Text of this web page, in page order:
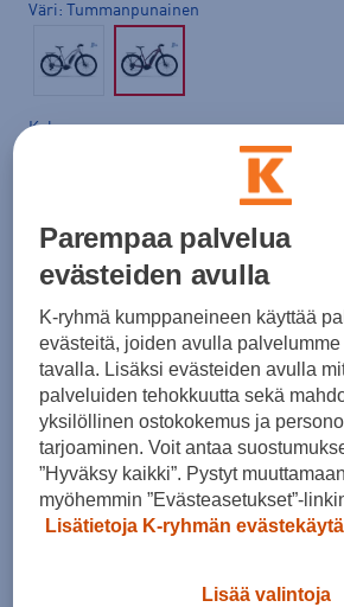
Väri Tummanpunainen
Koko
Runkokoon valinta
Lisää ostoskoriin
Hanki
Tarkista saatavuus ja tilaa
Parempaa palvelua
evästeiden avulla
K-ryhmä kumppaneineen käyttää
evästeitä, joiden avulla
tavalla. Lisäksi evästeiden avulla
palveluiden tehokkuutta sekä
yksilöllinen ostokokemus ja
tarjoaminen. Voit antaa
”Hyväksy kaikki”. Pystyt
myöhemmin ”Evästeasetukset”-
Lisätietoja K-ryhmän
Lisää valintoja